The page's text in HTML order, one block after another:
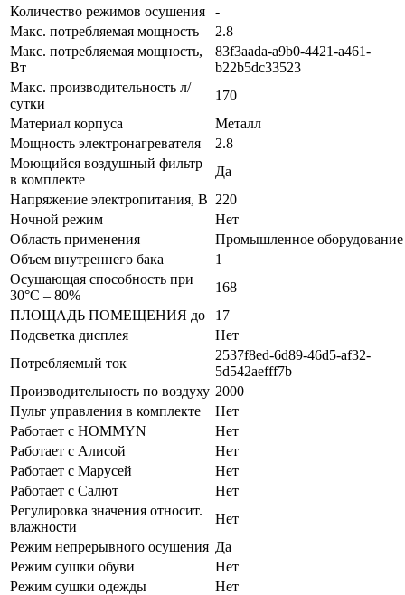
Количество режимов осушения
-
Макс. потребляемая мощность
2.8
Макс. потребляемая мощность,
Вт
83f3aada-a9b0-4421-a461-
b22b5dc33523
Макс. производительность л/
сутки
170
Материал корпуса
Металл
Мощность электронагревателя
2.8
Моющийся воздушный фильтр
в комплекте
Да
Напряжение электропитания, В 220
Ночной режим
Нет
Область применения
Промышленное оборудование
Объем внутреннего бака
1
Осушающая способность при
30°C – 80%
168
ПЛОЩАДЬ ПОМЕЩЕНИЯ до
17
Подсветка дисплея
Нет
Потребляемый ток
2537f8ed-6d89-46d5-af32-
5d542aefff7b
Производительность по воздуху 2000
Пульт управления в комплекте
Нет
Работает с HOMMYN
Нет
Работает с Алисой
Нет
Работает с Марусей
Нет
Работает с Салют
Нет
Регулировка значения относит.
влажности
Нет
Режим непрерывного осушения Да
Режим сушки обуви
Нет
Режим сушки одежды
Нет